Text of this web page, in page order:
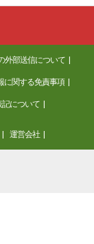
外部送信について
に関する免責事項
について
運営会社